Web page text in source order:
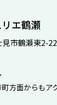
エ鶴瀬
市鶴瀬東2-
方面からもア